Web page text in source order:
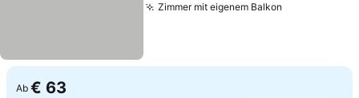
Zimmer mit eigenem Balkon
Ab € 63